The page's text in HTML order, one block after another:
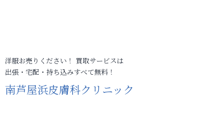
洋服お売りください！ 買取サービスは
出張・宅配・持ち込みすべて無料！
南芦屋浜皮膚科クリニック